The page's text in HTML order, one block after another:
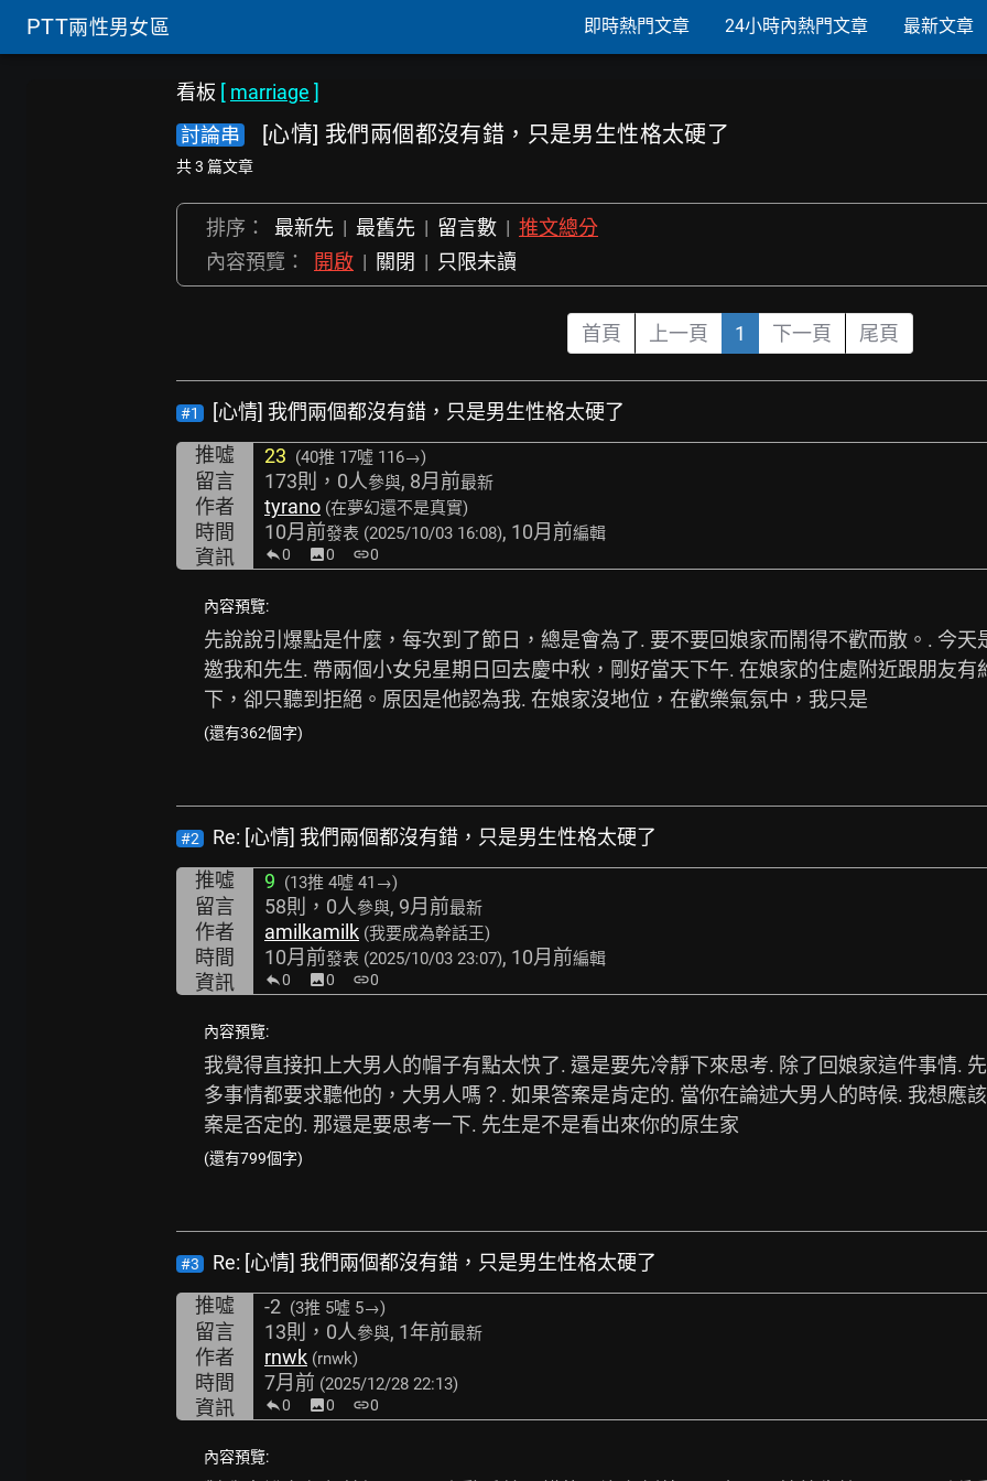
PTT兩性男女區 即時熱門文章 24小時內熱門文章 最新文章
看板 [ marriage ]
討論串
[心情] 我們兩個都沒有錯，只是男生性格太硬了
共 3 篇文章
排序： 最新先 | 最舊先 | 留言數 | 推文總分
內容預覽：
開啟 | 關閉 | 只限未讀
首頁 上一頁 1 下一頁 尾頁
#1
[心情] 我們兩個都沒有錯，只是男生性格太硬了
推噓
23 (40推 17噓 116→)
留言 173則，0人參與, 8月前最新
作者 tyrano (在夢幻還不是真實)
時間 10月前發表 (2025/10/03 16:08), 10月前編輯
資訊 0 image0 link0
內容預覽:
先說說引爆點是什麼，每次到了節日，總是會為了. 要不要回娘家而鬧得不歡而散。. 今
邀我和先生. 帶兩個小女兒星期日回去慶中秋，剛好當天下午. 在娘家的住處附近跟朋友
下，卻只聽到拒絕。原因是他認為我. 在娘家沒地位，在歡樂氣氛中，我只是
(還有362個字)
#2
Re: [心情] 我們兩個都沒有錯，只是男生性格太硬了
推噓
9 (13推 4噓 41→)
留言 58則，0人參與, 9月前最新
作者 amilkamilk (我要成為幹話王)
時間 10月前發表 (2025/10/03 23:07), 10月前編輯
資訊 0 image0 link0
內容預覽:
我覺得直接扣上大男人的帽子有點太快了. 還是要先冷靜下來思考. 除了回娘家這件事情.
多事情都要求聽他的，大男人嗎？. 如果答案是肯定的. 當你在論述大男人的時候. 我想應
案是否定的. 那還是要思考一下. 先生是不是看出來你的原生家
(還有799個字)
#3
Re: [心情] 我們兩個都沒有錯，只是男生性格太硬了
推噓
-2 (3推 5噓 5→)
留言 13則，0人參與, 1年前最新
作者 rnwk (rnwk)
時間 7月前 (2025/12/28 22:13)
資訊 0 image0 link0
內容預覽: